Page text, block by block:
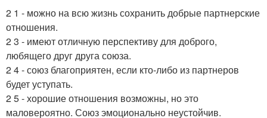
2 1 - можно на всю жизнь сохранить добрые партнерские
отношения.
2 3 - имеют отличную перспективу для доброго,
любящего друг друга союза.
2 4 - союз благоприятен, если кто-либо из партнеров
будет уступать.
2 5 - хорошие отношения возможны, но это
маловероятно. Союз эмоционально неустойчив.